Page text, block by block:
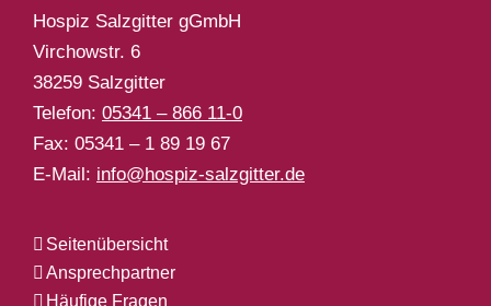
Hospiz Salzgitter gGmbH
Virchowstr. 6
38259 Salzgitter
Telefon: 05341 – 866 11-0
Fax: 05341 – 1 89 19 67
E-Mail: info@hospiz-salzgitter.de
Seitenübersicht
Ansprechpartner
Häufige Fragen